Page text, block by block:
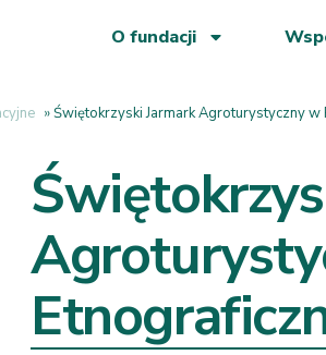
O fundacji
»Świętokrzyski Jarmark Agroturystyczny w